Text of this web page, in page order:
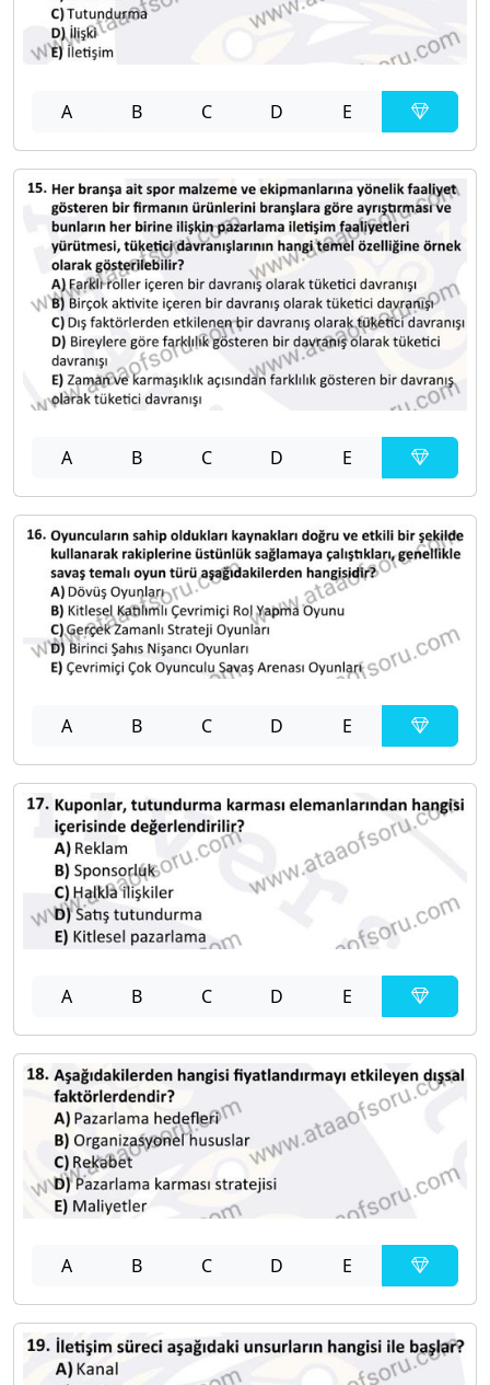
A B C D E
A B C D E
A B C D E
A B C D E
A B C D E